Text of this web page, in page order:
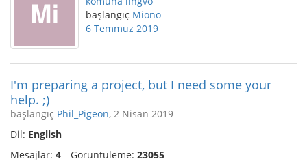
başlangıç Miono
6 Temmuz 2019
I'm preparing a project, but I need some your
help. ;)
başlangıç Phil_Pigeon, 2 Nisan 2019
Dil: English
Mesajlar: 4 Görüntüleme: 23055